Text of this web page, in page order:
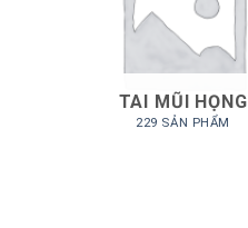
TAI MŨI HỌNG
229 SẢN PHẨM